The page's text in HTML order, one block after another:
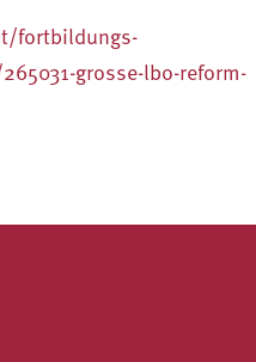
fortbildungs-
grosse-lbo-reform-